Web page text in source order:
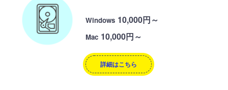
Windows 10,000円～
Mac 10,000円～
詳細はこちら